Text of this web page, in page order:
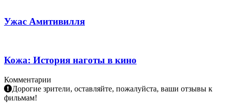
Ужас Амитивилля
Кожа: История наготы в кино
Комментарии
Дорогие зрители, оставляйте, пожалуйста, ваши отзывы к
фильмам!